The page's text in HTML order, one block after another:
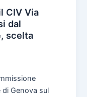
CIV Via
dal
scelta
Genova sul